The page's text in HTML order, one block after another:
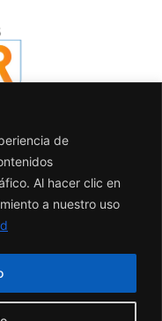
de
Al hacer clic en
a nuestro uso